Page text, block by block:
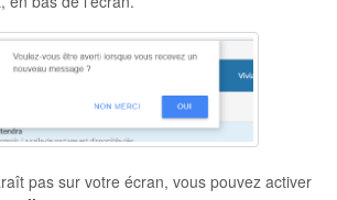
pas sur votre écran, vous pouvez activer